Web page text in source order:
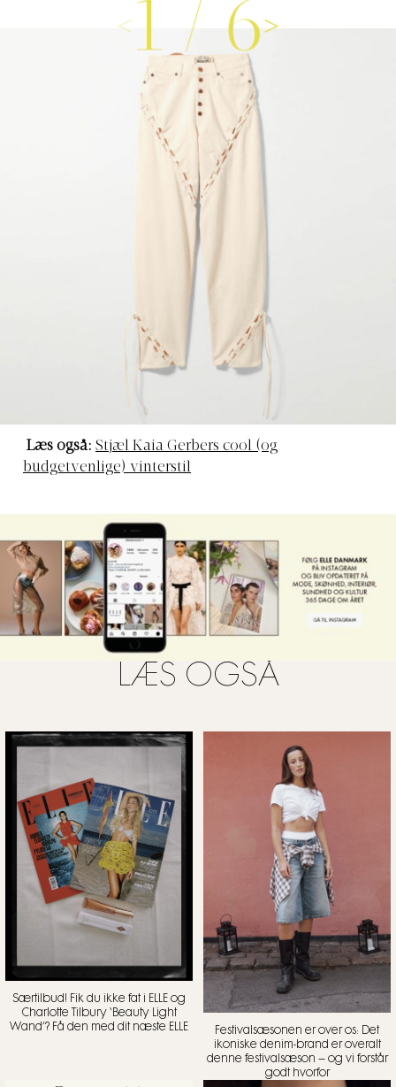
1/ 6
FOTO: WEEKDAY
Læs også: Stjæl Kaia Gerbers cool (og
budgetvenlige) vinterstil
LÆS OGSÅ
Særtilbud! Fik du ikke fat i ELLE og
Charlotte Tilbury ‘Beauty Light
Wand’? Få den med dit næste ELLE
Festivalsæsonen er over os: Det
ikoniske denim-brand er overalt
denne festivalsæson – og vi forstår
godt hvorfor